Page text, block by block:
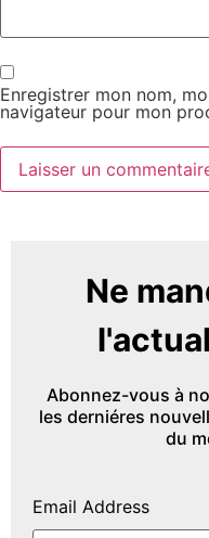
Enregistrer mon nom,
navigateur pour mon
Ne
Abonnez-vous à
les derniéres
du
Email Address